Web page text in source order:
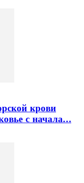
крови
с начала…